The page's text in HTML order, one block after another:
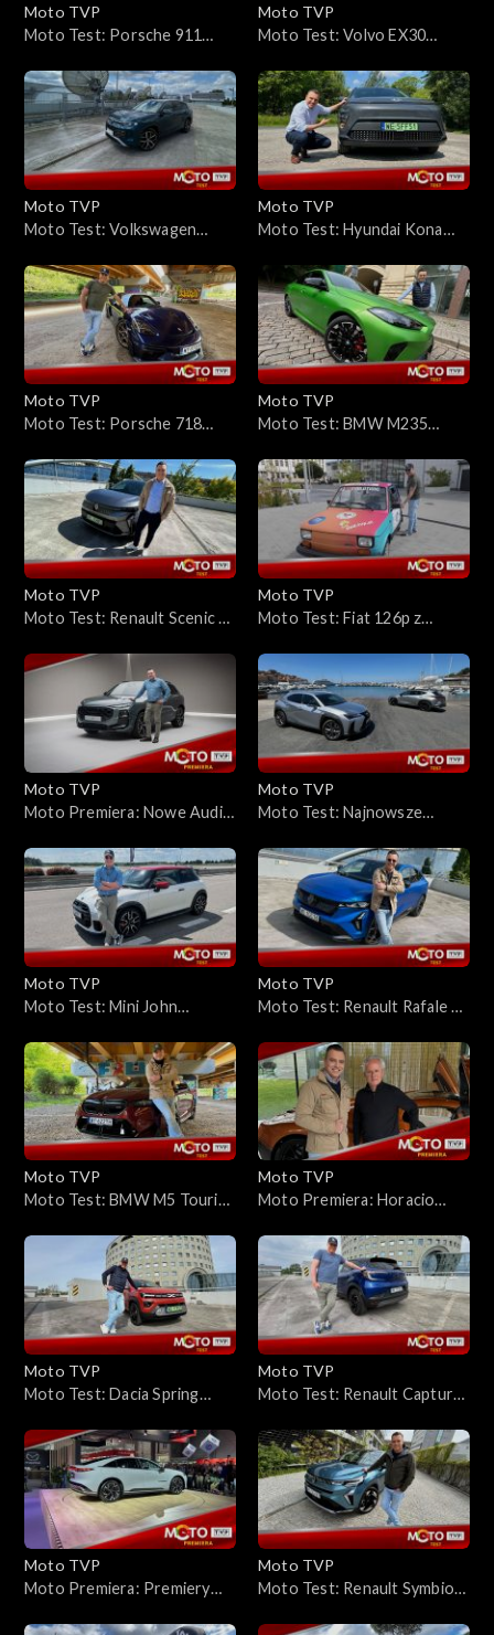
Moto TVP
Moto Test: Porsche 911
Moto TVP
Moto Test: Volvo EX30
to jest z tym zasięgiem?
Moto TVP
Moto Test: Volkswagen
4MOTION – diesle już nie
smakują, jak dawniej?
Moto TVP
Moto Test: Hyundai Kona
kompaktowy EV z dużą
energią z małej baterii
Moto TVP
Moto Test: Porsche 718
alternatywa dla 911?
Sprawdzamy, czym zaskakuje
ten supersportowy model
Moto TVP
Moto Test: BMW M235
Moto TVP
Moto Test: Renault Scenic E-
Moto TVP
Moto Test: Fiat 126p z
Opinie i wrażenia z jazdy
Moto TVP
Moto Premiera: Nowe Audi
prezentacja, wnętrze,
technologie i dane
techniczne
Moto TVP
Moto Test: Najnowsze
RX
Moto TVP
Moto Test: Mini John
testujemy elektryczne i
spalinowe wersje!
Moto TVP
Moto Test: Renault Rafale E-
francuska kuchnia
Moto TVP
Moto Test: BMW M5 Touring
marki?
Moto TVP
Moto Premiera: Horacio
wywiad o pasji, różnicach z
Ferrari i... szalonych klientach
Moto TVP
Moto Test: Dacia Spring
zł? Zależy od wersji, ale tak.
To możliwe
Moto TVP
Moto Test: Renault Captur
testujemy przebój
sprzedażowy Renault po
modernizacji
Moto TVP
Moto Premiera: Premiery
Moto TVP
Moto Test: Renault Symbioz